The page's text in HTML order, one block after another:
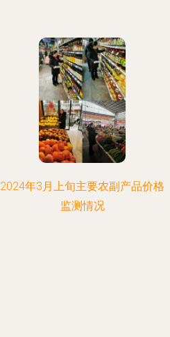
2024年3月上旬主要农副产品价格
监测情况